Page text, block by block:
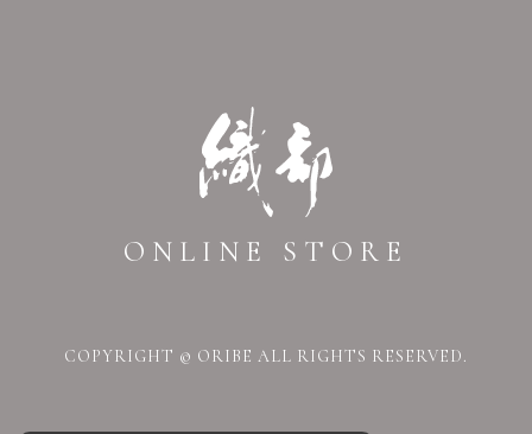
ONLINE STORE
COPYRIGHT © ORIBE ALL RIGHTS RESERVED.